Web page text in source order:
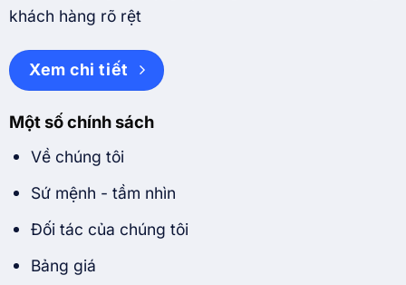
khách hàng rõ rệt
Xem chi tiết
Một số chính sách
Về chúng tôi
Sứ mệnh - tầm nhìn
Đối tác của chúng tôi
Bảng giá